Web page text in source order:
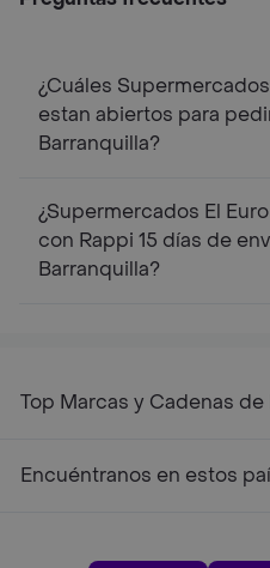
¿Cuáles
estan abiertos para
Barranquilla?
¿Supermercados El
con Rappi 15 días de
Barranquilla?
Top Marcas y Cadenas
Encuéntranos en estos